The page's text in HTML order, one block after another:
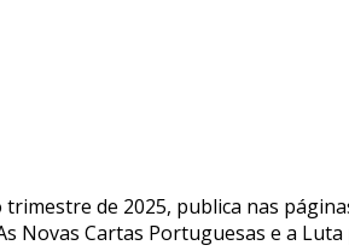
de 2025, publica nas
Novas Cartas Portuguesas e a Luta